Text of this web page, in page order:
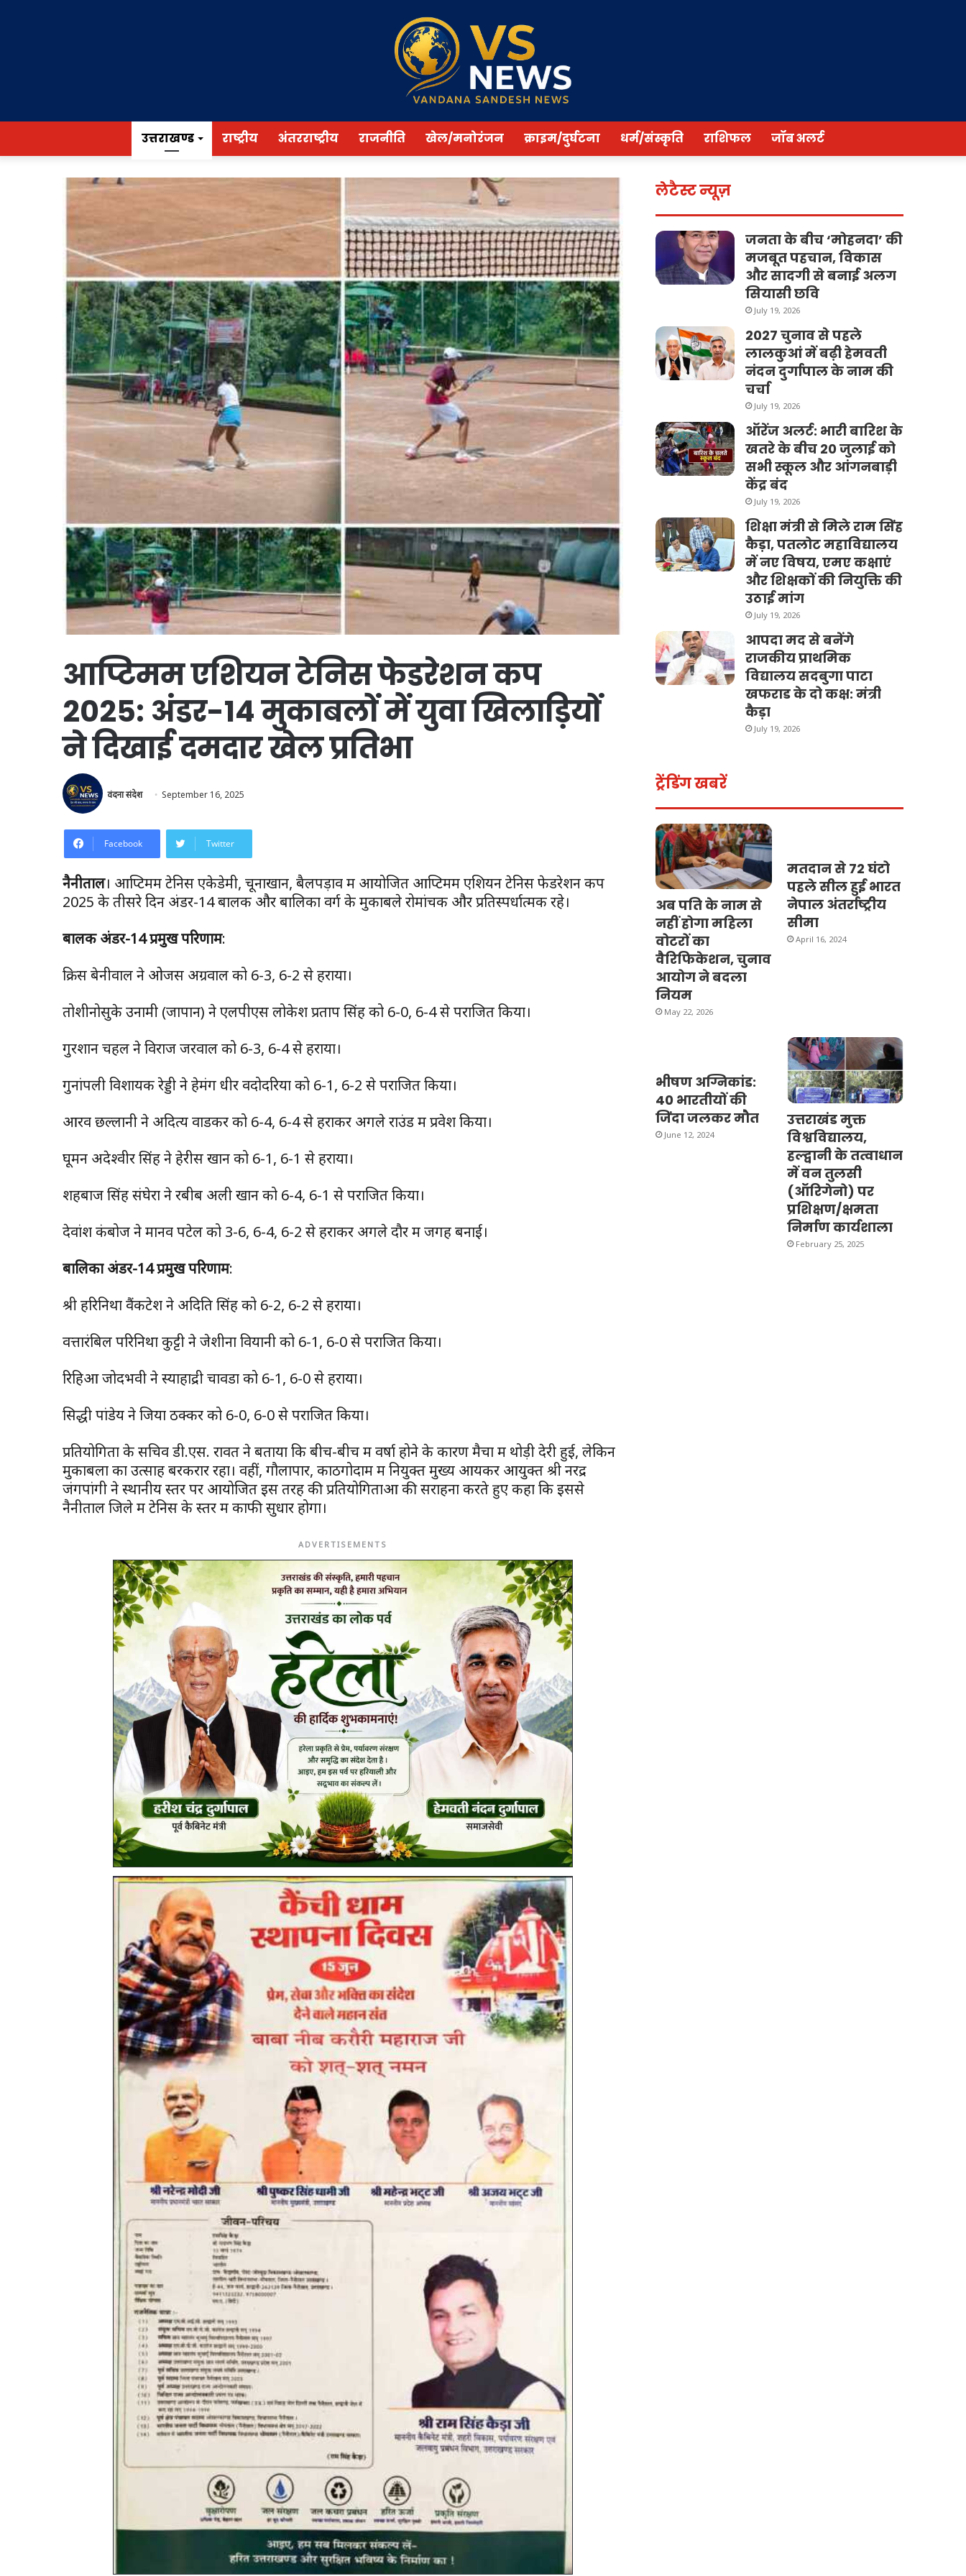
उत्तराखण्ड राष्ट्रीय अंतरराष्ट्रीय राजनीति खेल/मनोरंजन क्राइम/दुर्घटना धर्म/संस्कृति राशिफल जॉब अलर्ट
आप्टिमम एशियन टेनिस फेडरेशन कप
2025: अंडर-14 मुकाबलों में युवा खिलाड़ियों
ने दिखाई दमदार खेल प्रतिभा
वंदना संदेश September 16, 2025
Facebook Twitter
नैनीताल। आप्टिमम टेनिस एकेडेमी, चूनाखान, बैलपड़ाव में आयोजित आप्टिमम एशियन टेनिस फेडरेशन कप
2025 के तीसरे दिन अंडर-14 बालक और बालिका वर्ग के मुकाबले रोमांचक और प्रतिस्पर्धात्मक रहे।
बालक अंडर-14 प्रमुख परिणाम:
क्रिस बेनीवाल ने ओजस अग्रवाल को 6-3, 6-2 से हराया।
तोशीनोसुके उनामी (जापान) ने एलपीएस लोकेश प्रताप सिंह को 6-0, 6-4 से पराजित किया।
गुरशान चहल ने विराज जरवाल को 6-3, 6-4 से हराया।
गुनांपली विशायक रेड्डी ने हेमंग धीर वदोदरिया को 6-1, 6-2 से पराजित किया।
आरव छल्लानी ने अदित्य वाडकर को 6-4, 6-4 से हराकर अगले राउंड में प्रवेश किया।
घूमन अदेश्वीर सिंह ने हेरीस खान को 6-1, 6-1 से हराया।
शहबाज सिंह संघेरा ने रबीब अली खान को 6-4, 6-1 से पराजित किया।
देवांश कंबोज ने मानव पटेल को 3-6, 6-4, 6-2 से हराकर अगले दौर में जगह बनाई।
बालिका अंडर-14 प्रमुख परिणाम:
श्री हरिनिथा वैंकटेश ने अदिति सिंह को 6-2, 6-2 से हराया।
वत्तारंबिल परिनिथा कुट्टी ने जेशीना वियानी को 6-1, 6-0 से पराजित किया।
रिहिआ जोदभवी ने स्याहाद्री चावडा को 6-1, 6-0 से हराया।
सिद्धी पांडेय ने जिया ठक्कर को 6-0, 6-0 से पराजित किया।
प्रतियोगिता के सचिव डी.एस. रावत ने बताया कि बीच-बीच में वर्षा होने के कारण मैचों में थोड़ी देरी हुई, लेकिन
मुकाबलों का उत्साह बरकरार रहा। वहीं, गौलापार, काठगोदाम में नियुक्त मुख्य आयकर आयुक्त श्री नरेंद्र
जंगपांगी ने स्थानीय स्तर पर आयोजित इस तरह की प्रतियोगिताओं की सराहना करते हुए कहा कि इससे
नैनीताल जिले में टेनिस के स्तर में काफी सुधार होगा।
ADVERTISEMENTS
लेटैस्ट न्यूज़
जनता के बीच ‘मोहनदा’ की
मजबूत पहचान, विकास
और सादगी से बनाई अलग
सियासी छवि
July 19, 2026
2027 चुनाव से पहले
लालकुआं में बढ़ी हेमवती
नंदन दुर्गापाल के नाम की
चर्चा
July 19, 2026
ऑरेंज अलर्ट: भारी बारिश के
खतरे के बीच 20 जुलाई को
सभी स्कूल और आंगनबाड़ी
केंद्र बंद
July 19, 2026
शिक्षा मंत्री से मिले राम सिंह
कैड़ा, पतलोट महाविद्यालय
में नए विषय, एमए कक्षाएं
और शिक्षकों की नियुक्ति की
उठाई मांग
July 19, 2026
आपदा मद से बनेंगे
राजकीय प्राथमिक
विद्यालय सदबुगा पाटा
खफराड के दो कक्ष: मंत्री
कैड़ा
July 19, 2026
ट्रेंडिंग खबरें
अब पति के नाम से
नहीं होगा महिला
वोटरों का
वैरिफिकेशन, चुनाव
आयोग ने बदला
नियम
May 22, 2026
मतदान से 72 घंटो
पहले सील हुई भारत
नेपाल अंतर्राष्ट्रीय
सीमा
April 16, 2024
भीषण अग्निकांड:
40 भारतीयों की
जिंदा जलकर मौत
June 12, 2024
उत्तराखंड मुक्त
विश्वविद्यालय,
हल्द्वानी के तत्वाधान
में वन तुलसी
(ऑरिगेनो) पर
प्रशिक्षण/क्षमता
निर्माण कार्यशाला
February 25, 2025